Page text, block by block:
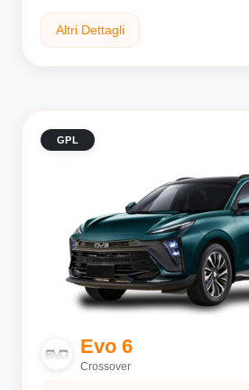
Altri Dettagli
GPL
Evo 6
Crossover